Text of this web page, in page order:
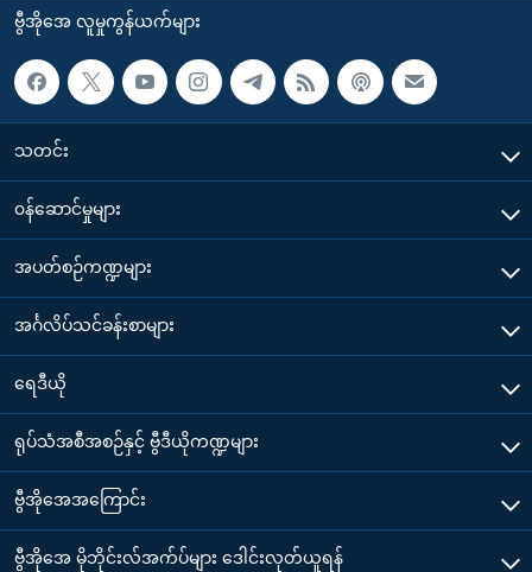
ဗွီအိုအေ လူမှုကွန်ယက်များ
သတင်း
၀န်ဆောင်မှုများ
အပတ်စဉ်ကဏ္ဍများ
အင်္ဂလိပ်သင်ခန်းစာများ
ရေဒီယို
ရုပ်သံအစီအစဉ်နှင့် ဗွီဒီယိုကဏ္ဍများ
ဗွီအိုအေအကြောင်း
ဗွီအိုအေ မိုဘိုင်းလ်အက်ပ်များ ဒေါင်းလုတ်ယူရန်